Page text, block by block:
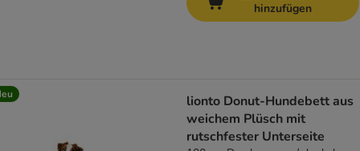
hinzufügen
lionto Donut-Hundebett aus
weichem Plüsch mit
rutschfester Unterseite